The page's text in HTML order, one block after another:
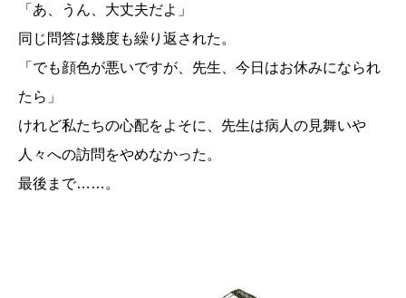
「あ、うん、大丈夫だよ」
同じ問答は幾度も繰り返された。
「でも顔色が悪いですが、先生、今日はお休みになられ
たら」
けれど私たちの心配をよそに、先生は病人の見舞いや
人々への訪問をやめなかった。
最後まで……。